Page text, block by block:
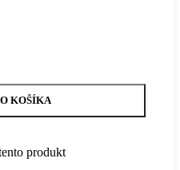
- Modrá šalvia 10 cm
KOŠÍKA
produkt